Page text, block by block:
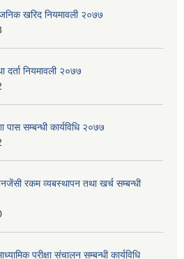
खरिद नियमावली २०७७
दर्ता नियमावली २०७७
पास सम्बन्धी कार्यविधि २०७७
रकम व्यबस्थापन तथा खर्च सम्बन्धी
परीक्षा संचालन सम्बन्धी कार्यविधि